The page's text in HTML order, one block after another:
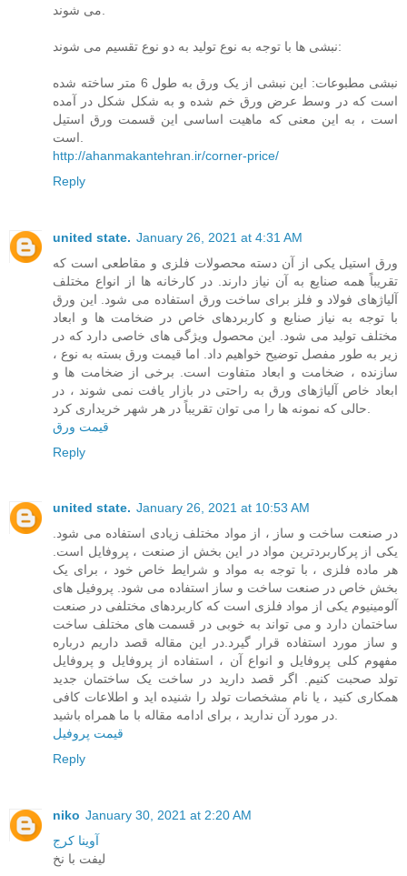
نبشی ها با توجه به نوع تولید به دو نوع تقسیم می شوند:
نبشی مطبوعات: این نبشی از یک ورق به طول 6 متر ساخته شده
است که در وسط عرض ورق خم شده و به شکل شکل در آمده
است ، به این معنی که ماهیت اساسی این قسمت ورق استیل
http://ahanmakantehran.ir/corner-price/
Reply
united state. January 26, 2021 at 4:31 AM
ورق استیل یکی از آن دسته محصولات فلزی و مقاطعی است که
تقریباً همه صنایع به آن نیاز دارند. در کارخانه ها از انواع مختلف
آلیاژهای فولاد و فلز برای ساخت ورق استفاده می شود. این ورق
با توجه به نیاز صنایع و کاربردهای خاص در ضخامت ها و ابعاد
مختلف تولید می شود. این محصول ویژگی های خاصی دارد که در
زیر به طور مفصل توضیح خواهیم داد. اما قیمت ورق بسته به نوع ،
سازنده ، ضخامت و ابعاد متفاوت است. برخی از ضخامت ها و
ابعاد خاص آلیاژهای ورق به راحتی در بازار یافت نمی شوند ، در
قیمت ورق
Reply
united state. January 26, 2021 at 10:53 AM
در صنعت ساخت و ساز ، از مواد مختلف زیادی استفاده می شود.
یکی از پرکاربردترین مواد در این بخش از صنعت ، پروفایل است.
هر ماده فلزی ، با توجه به مواد و شرایط خاص خود ، برای یک
بخش خاص در صنعت ساخت و ساز استفاده می شود. پروفیل های
آلومینیوم یکی از مواد فلزی است که کاربردهای مختلفی در صنعت
ساختمان دارد و می تواند به خوبی در قسمت های مختلف ساخت
و ساز مورد استفاده قرار گیرد.در این مقاله قصد داریم درباره
مفهوم کلی پروفایل و انواع آن ، استفاده از پروفایل و پروفایل
تولد صحبت کنیم. اگر قصد دارید در ساخت یک ساختمان جدید
همکاری کنید ، یا نام مشخصات تولد را شنیده اید و اطلاعات کافی
در مورد آن ندارید ، برای ادامه مقاله با ما همراه باشید.
قیمت پروفیل
Reply
niko January 30, 2021 at 2:20 AM
آوینا کرج
لیفت با نخ